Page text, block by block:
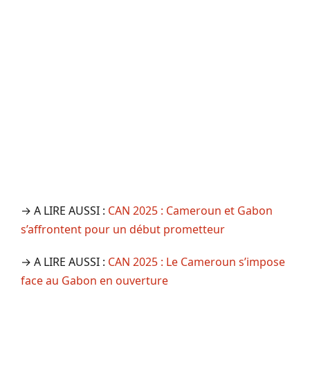
→ A LIRE AUSSI : CAN 2025 : Cameroun et Gabon
s’affrontent pour un début prometteur
→ A LIRE AUSSI : CAN 2025 : Le Cameroun s’impose
face au Gabon en ouverture